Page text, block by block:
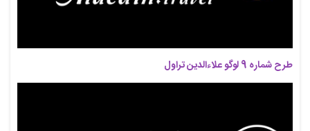
طرح شماره 9 لوگو علاءالدین تراول